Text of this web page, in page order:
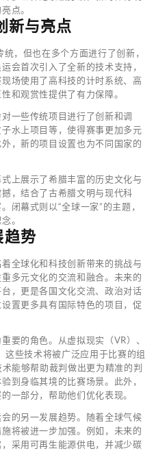
点。
新与亮点
，但也在多个方面进行了创新，
会首次引入了全新的技术支持，
场使用了高科技的计时系统、高
和观赏性提供了有力保障。
一些传统项目进行了创新和调
水上项目等，使得赛事更加多元
，新的项目设置也为不同国家的
上展示了希腊丰富的历史文化与
，结合了古希腊文明与现代科
闭幕式则以“全球一家”的主题，
。
势
全球化和科技创新带来的挑战与
多元文化的交流和融合。未来的
，更是各国文化交流、政治对话
置更多具有国际特色的项目，促
要的角色。从虚拟现实（VR）、
些技术将被广泛应用于比赛的组
能够帮助裁判做出更为精准的判
到身临其境的比赛场景。此外，
一部分，帮助他们优化表现。
的另一发展趋势。随着全球气候
将被进一步加强。例如，未来的
采用可再生能源供电，并减少碳